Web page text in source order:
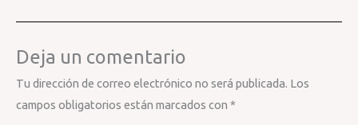
Deja un comentario
Tu dirección de correo electrónico no será publicada. Los
campos obligatorios están marcados con *